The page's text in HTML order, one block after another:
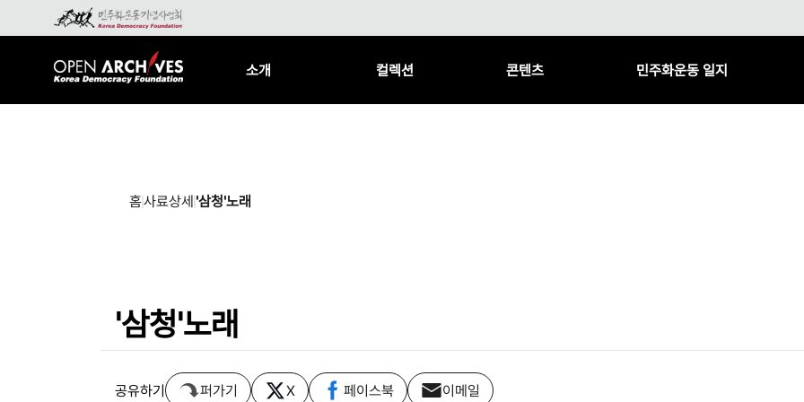
소개 컬렉션 콘텐츠 민주화운동 일지
홈사료상세 '삼청'노래
'삼청'노래
공유하기 퍼가기 X 페이스북 이메일